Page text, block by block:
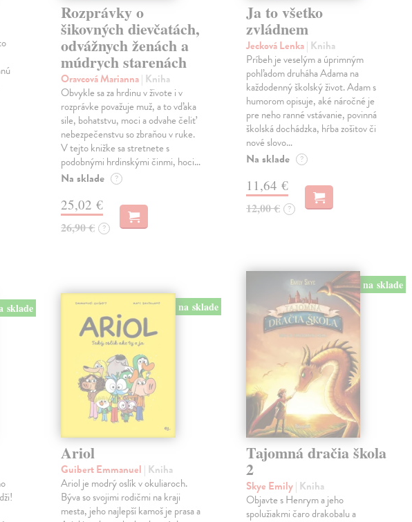
Rozprávky o
šikovných dievčatách,
odvážnych ženách a
múdrych starenách
Oravcová Marianna| Kniha
Obvykle sa za hrdinu v živote i v
rozprávke považuje muž, a to vďaka
sile, bohatstvu, moci a odvahe čeliť
nebezpečenstvu so zbraňou v ruke.
V tejto knižke sa stretnete s
podobnými hrdinskými činmi, hoci…
Na sklade ?
25,02 €
26,90 € ?
Ja to všetko
zvládnem
Jecková Lenka| Kniha
Príbeh je veselým a úprimným
pohľadom druháha Adama na
každodenný školský život. Adam s
humorom opisuje, aké náročné je
pre neho ranné vstávanie, povinná
školská dochádzka, hŕba zošitov či
nové slovo…
Na sklade ?
11,64 €
12,00 € ?
sklade na sklade
Ariol
Guibert Emmanuel | Kniha
Ariol je modrý oslík v okuliaroch.
Býva so svojimi rodičmi na kraji
mesta, jeho najlepší kamoš je prasa a
na sklade
Tajomná dračia škola
2
Skye Emily| Kniha
Objavte s Henrym a jeho
spolužiakmi čaro drakobalu a